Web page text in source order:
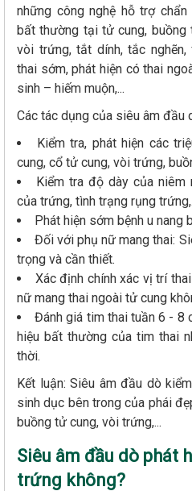
những công nghệ hỗ trợ
bất thường tại tử cung,
vòi trứng, tắt dính, tắc nghẽn,
thai sớm, phát hiện có thai
sinh – hiếm muộn,...
Các tác dụng của siêu âm đầu
Kiểm tra, phát hiện các
cung, cổ tử cung, vòi trứng,
Kiểm tra độ dày của
của trứng, tình trạng rụng
Phát hiện sớm bệnh u nang
Đối với phụ nữ mang thai:
trọng và cần thiết.
Xác định chính xác vị trí
nữ mang thai ngoài tử cung
Đánh giá tim thai tuần 6 - 8
hiệu bất thường của tim thai
thời.
Kết luận: Siêu âm đầu dò
sinh dục bên trong của phái
buồng tử cung, vòi trứng,...
Siêu âm đầu dò phát
trứng không?